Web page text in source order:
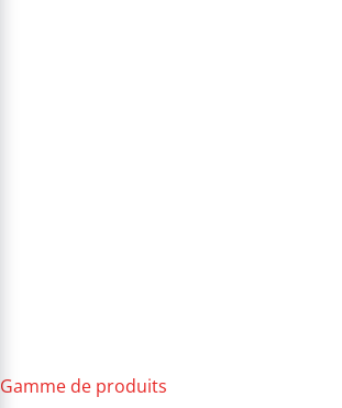
Gamme de produits